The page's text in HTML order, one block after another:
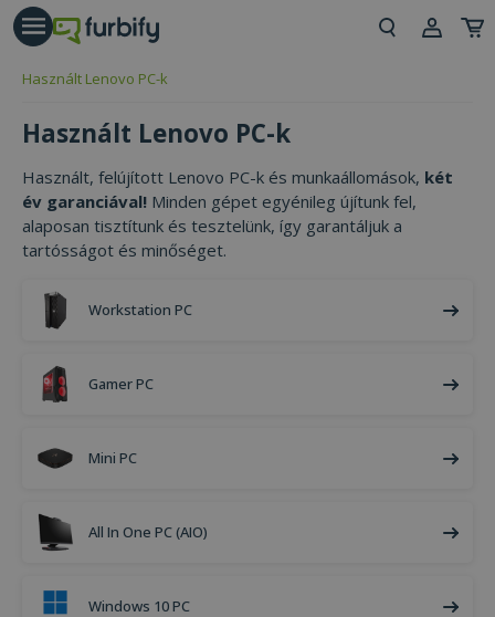
Használt Lenovo PC-k
Használt Lenovo PC-k
Használt, felújított Lenovo PC-k és munkaállomások, két
év garanciával! Minden gépet egyénileg újítunk fel,
alaposan tisztítunk és tesztelünk, így garantáljuk a
tartósságot és minőséget.
Workstation PC
Gamer PC
Mini PC
All In One PC (AIO)
Windows 10 PC
gomb